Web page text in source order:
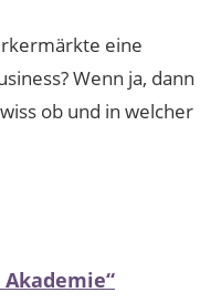
eine
Wenn ja, dann
ob und in welcher